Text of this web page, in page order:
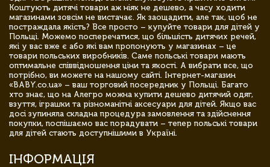
Коштують дитячі товари аж ніяк не дешево, а часу ходити
магазинами зовсім не вистачає. Як заощадити, але так, щоб не
постраждала якість? Все просто – купуйте товари для дітей у
Польщі. Можемо посперечатися, що більшість дитячих речей,
які у вас вже є або які вам пропонують у магазинах – це
товари польських виробників. Саме польські товари мають
оптимальне співвідношення ціни та якості. А вибрати все, що
потрібно, ви можете на нашому сайті. Інтернет-магазин
«BABY.co.ua» – ваш торговий посередник у Польщі. Багато
хто знає, що на Алегро можна купити дешево дитячий одяг,
взуття, іграшки та різноманітні аксесуари для дітей. Якщо вас
досі зупиняла складна процедура замовлення та здійснення
покупки, поспішаємо вас порадувати – тепер польські товари
для дітей стають доступнішими в Україні.
ІНФОРМАЦІЯ